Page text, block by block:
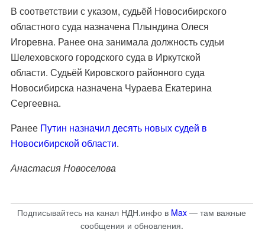
В соответствии с указом, судьёй Новосибирского
областного суда назначена Плындина Олеся
Игоревна. Ранее она занимала должность судьи
Шелеховского городского суда в Иркутской
области. Судьёй Кировского районного суда
Новосибирска назначена Чураева Екатерина
Сергеевна.
Ранее Путин назначил десять новых судей в
Новосибирской области.
Анастасия Новоселова
Подписывайтесь на канал НДН.инфо в Max — там важные
сообщения и обновления.